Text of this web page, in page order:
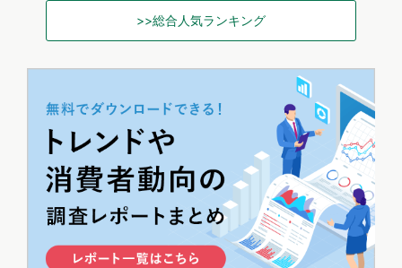
>>総合人気ランキング